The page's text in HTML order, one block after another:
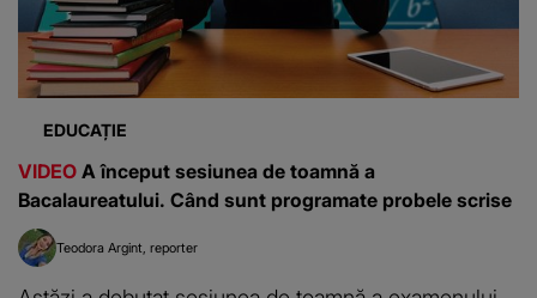
EDUCAȚIE
VIDEO A început sesiunea de toamnă a
Bacalaureatului. Când sunt programate probele scrise
Teodora Argint reporter